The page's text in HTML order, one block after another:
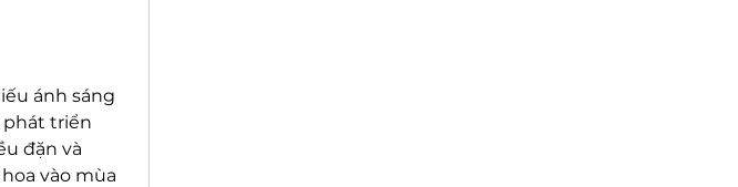
ánh sáng
triển
đặn và
vào mùa